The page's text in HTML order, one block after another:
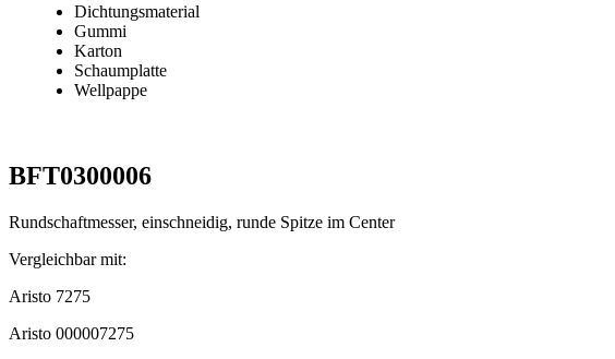
Dichtungsmaterial
Gummi
Karton
Schaumplatte
Wellpappe
BFT0300006
Rundschaftmesser, einschneidig, runde Spitze im Center
Vergleichbar mit:
Aristo 7275
Aristo 000007275